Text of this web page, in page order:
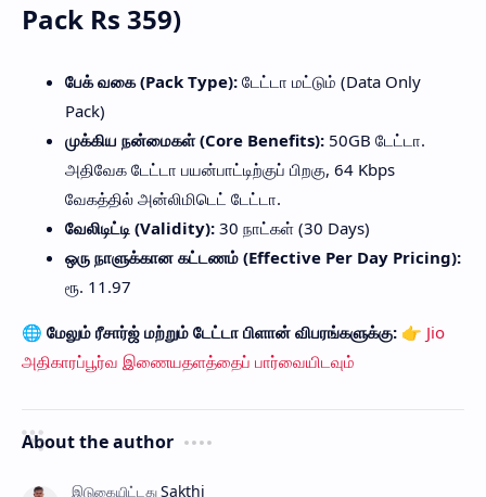
Pack Rs 359)
பேக் வகை (Pack Type): டேட்டா மட்டும் (Data Only
Pack)
முக்கிய நன்மைகள் (Core Benefits): 50GB டேட்டா.
அதிவேக டேட்டா பயன்பாட்டிற்குப் பிறகு, 64 Kbps
வேகத்தில் அன்லிமிடெட் டேட்டா.
வேலிடிட்டி (Validity): 30 நாட்கள் (30 Days)
ஒரு நாளுக்கான கட்டணம் (Effective Per Day Pricing):
ரூ. 11.97
🌐 மேலும் ரீசார்ஜ் மற்றும் டேட்டா பிளான் விபரங்களுக்கு: 👉 Jio
அதிகாரப்பூர்வ இணையதளத்தைப் பார்வையிடவும்
About the author